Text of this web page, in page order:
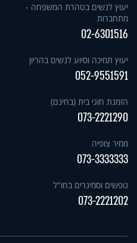
יעוץ לנשים בטהרת המשפחה -
מתחברות
02-6301516
יעוץ תמיכה וסיוע לנשים בהריון
052-9551591
הזמנת חוגי בית (בחינם)
073-2221290
ממיר צופיה
073-3333333
נופשים וסמינרים בחו"ל
073-2221202